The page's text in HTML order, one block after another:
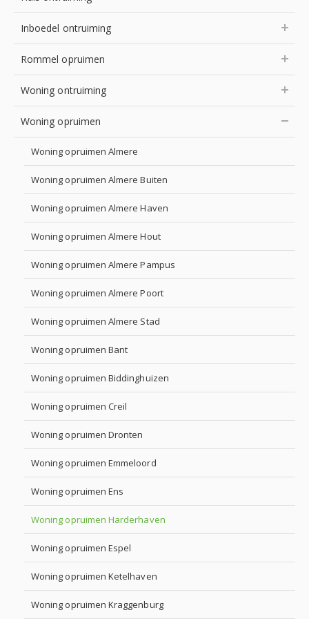
Inboedel ontruiming
Rommel opruimen
Woning ontruiming
Woning opruimen
Woning opruimen Almere
Woning opruimen Almere Buiten
Woning opruimen Almere Haven
Woning opruimen Almere Hout
Woning opruimen Almere Pampus
Woning opruimen Almere Poort
Woning opruimen Almere Stad
Woning opruimen Bant
Woning opruimen Biddinghuizen
Woning opruimen Creil
Woning opruimen Dronten
Woning opruimen Emmeloord
Woning opruimen Ens
Woning opruimen Harderhaven
Woning opruimen Espel
Woning opruimen Ketelhaven
Woning opruimen Kraggenburg